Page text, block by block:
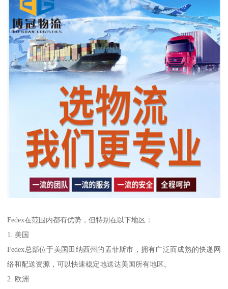
Fedex在范围内都有优势，但特别在以下地区：
1. 美国
Fedex总部位于美国田纳西州的孟菲斯市，拥有广泛而成熟的快递网
络和配送资源，可以快速稳定地送达美国所有地区。
2. 欧洲